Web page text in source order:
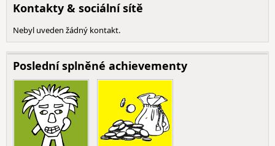
Kontakty & sociální sítě
Nebyl uveden žádný kontakt.
Poslední splněné achievementy